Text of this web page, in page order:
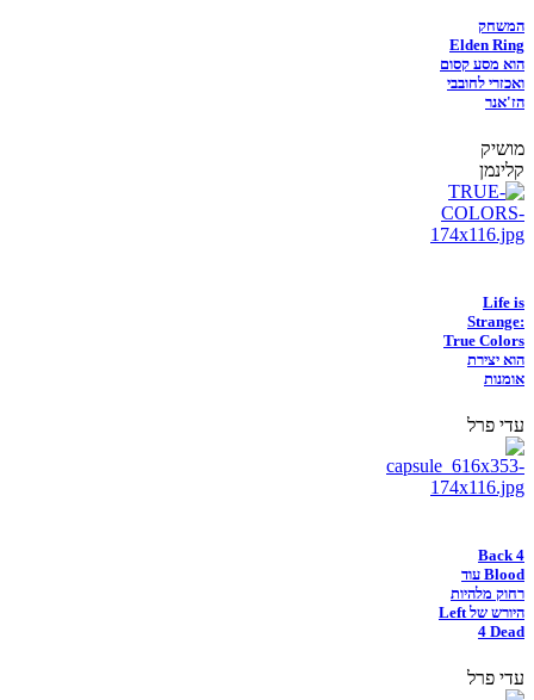
המשחק
Elden Ring
הוא מסע קסום
ואכזרי לחובבי
הז'אנר
מושיק
קלינמן
Life is
Strange:
True Colors
הוא יצירת
אומנות
עדי פרל
Back 4
Blood עוד
רחוק מלהיות
היורש של Left
4 Dead
עדי פרל